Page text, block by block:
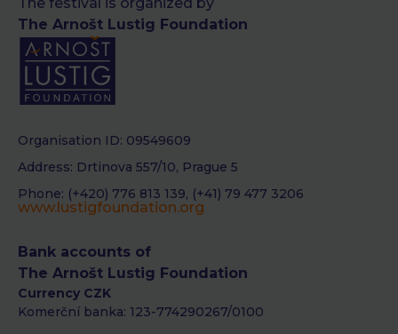
The Arnošt Lustig Foundation
Organisation ID: 09549609
Address: Drtinova 557/10, Prague 5
Phone: (+420) 776 813 139, (+41) 79 477 3206
www.lustigfoundation.org
Bank accounts of
The Arnošt Lustig Foundation
Currency CZK
Komerční banka: 123-774290267/0100